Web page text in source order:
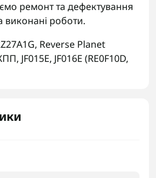
ремонт та дефектування
виконані роботи.
, Reverse Planet
, JF015E, JF016E (RE0F10D,